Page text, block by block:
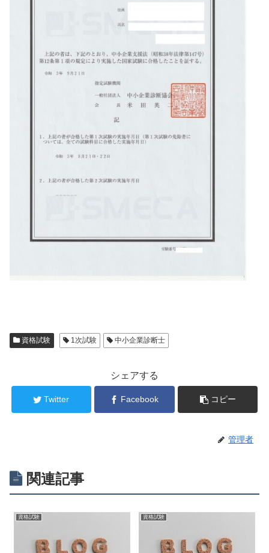
資格試験 1次試験 中小企業診断士
シェアする
Twitter Facebook コピー
管理者
関連記事
資格試験 資格試験